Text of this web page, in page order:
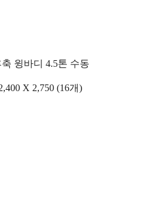
윙바디 4.5톤 수동
X 2,750 (16개)